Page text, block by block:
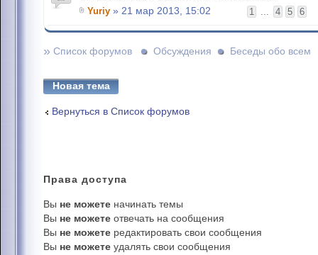
1 ... 4 5 6
Yuriy » 21 мар 2013, 15:02
» Список форумов Обсуждения Беседы обо всем
Новая тема
Вернуться в Список форумов
Права доступа
Вы не можете начинать темы
Вы не можете отвечать на сообщения
Вы не можете редактировать свои сообщения
Вы не можете удалять свои сообщения